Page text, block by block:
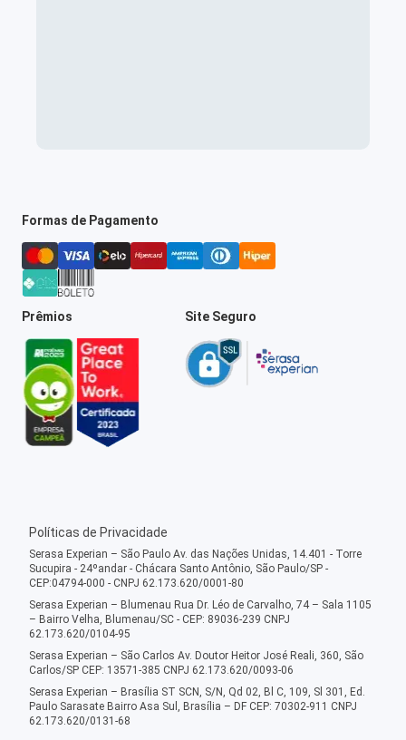
Formas de Pagamento
Prêmios Site Seguro
Políticas de Privacidade
Serasa Experian – São Paulo Av. das Nações Unidas, 14.401 - Torre
Sucupira - 24ºandar - Chácara Santo Antônio, São Paulo/SP -
CEP:04794-000 - CNPJ 62.173.620/0001-80
Serasa Experian – Blumenau Rua Dr. Léo de Carvalho, 74 – Sala 1105
– Bairro Velha, Blumenau/SC - CEP: 89036-239 CNPJ
62.173.620/0104-95
Serasa Experian – São Carlos Av. Doutor Heitor José Reali, 360, São
Carlos/SP CEP: 13571-385 CNPJ 62.173.620/0093-06
Serasa Experian – Brasília ST SCN, S/N, Qd 02, Bl C, 109, Sl 301, Ed.
Paulo Sarasate Bairro Asa Sul, Brasília – DF CEP: 70302-911 CNPJ
62.173.620/0131-68